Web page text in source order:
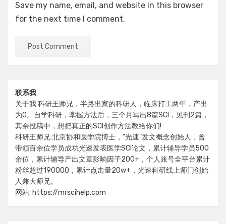
Save my name, email, and website in this browser
for the next time I comment.
联系我
关于我:科研王师兄，半路出家的科研人，临床打工两年，产出
为0。自学科研，掌握方法后，三个月写出8篇SCI，见刊2篇，
其余投稿中，想把真正的SCI创作方法教给你们!
科研王师兄:北京协和医学院博士，"光速"发文概念创始人，曾
带领百余位学员成功光速发表医学SCI论文，累计辅导学员500
余位，累计辅导产出文章影响因子200+，个人账号全平台累计
粉丝超过190000，累计点击量20w+，光速科研线上师门创始
人兼大师兄。
网站: https://mrscihelp.com